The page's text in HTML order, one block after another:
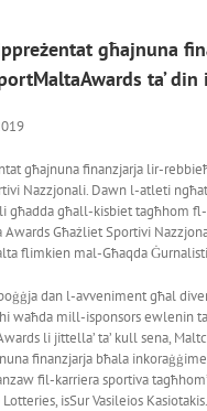
għajnuna
ta’ din
għajnuna finanzjarja lir-
Nazzjonali. Dawn l-atleti
għadda għall-kisbiet tagħhom
Għażliet Sportivi
flimkien mal-Għaqda
dan l-avveniment għal
waħda mill-isponsors ewlenin
li jittella’ ta’ kull sena,
finanzjarja bħala
fil-karriera sportiva
isSur Vasileios Kasiotakis.